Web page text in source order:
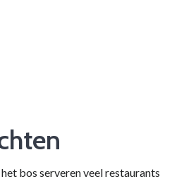
bos serveren veel restaurants